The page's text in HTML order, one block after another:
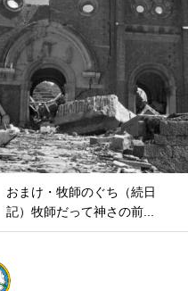
おまけ・牧師のぐち（続日
記）牧師だって神さの前...